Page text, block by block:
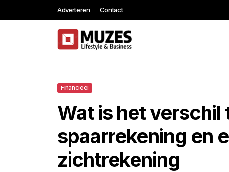
Adverteren Contact
Financieel
Wat is het verschil
spaarrekening en
zichtrekening